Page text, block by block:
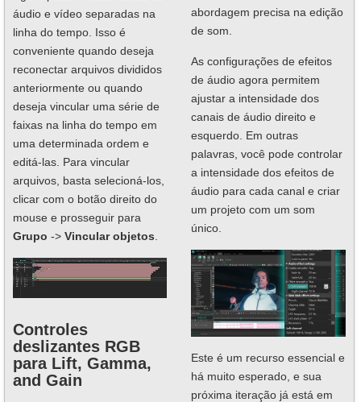
áudio e vídeo separadas na
linha do tempo. Isso é
conveniente quando deseja
reconectar arquivos divididos
anteriormente ou quando
deseja vincular uma série de
faixas na linha do tempo em
uma determinada ordem e
editá-las. Para vincular
arquivos, basta selecioná-los,
clicar com o botão direito do
mouse e prosseguir para
Grupo -> Vincular objetos
Controles
deslizantes RGB
para Lift, Gamma,
and Gain
abordagem precisa na edição
de som.
As configurações de efeitos
de áudio agora permitem
ajustar a intensidade dos
canais de áudio direito e
esquerdo. Em outras
palavras, você pode controlar
a intensidade dos efeitos de
áudio para cada canal e criar
um projeto com um som
único.
Este é um recurso essencial e
há muito esperado, e sua
próxima iteração já está em